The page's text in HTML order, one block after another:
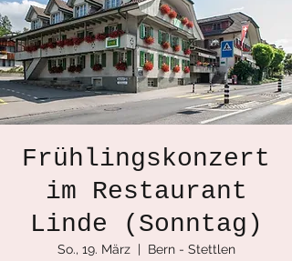
Frühlingskonzert
im Restaurant
Linde (Sonntag)
So., 19. März
  |
Bern - Stettlen